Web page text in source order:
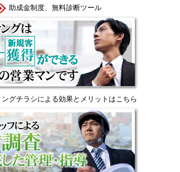
助成金制度、無料診断ツール
グチラシによる効果とメリットはこちら